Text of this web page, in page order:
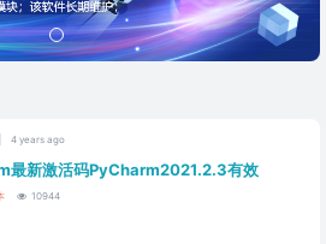
4 years ago
最新激活码PyCharm2021.2.3有效
10944